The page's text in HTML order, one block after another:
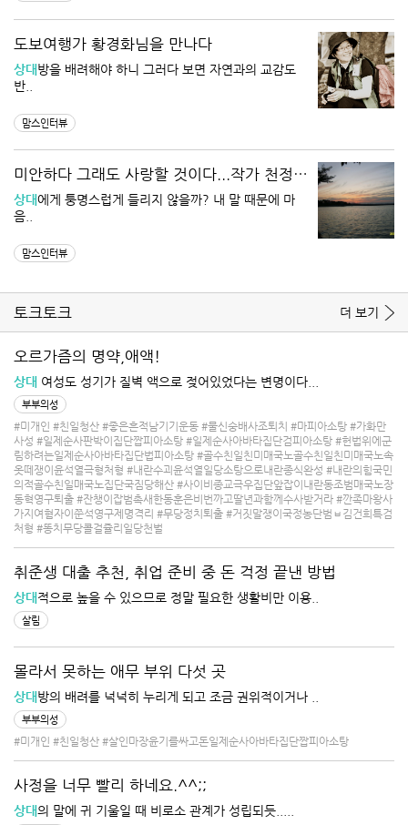
도보여행가 황경화님을 만나다
상대방을 배려해야 하니 그러다 보면 자연과의 교감도
반..
맘스인터뷰
미안하다 그래도 사랑할 것이다...작가 천정자
님..
상대에게 퉁명스럽게 들리지 않을까? 내 말 때문에 마
음..
맘스인터뷰
토크토크 더 보기
오르가즘의 명약,애액!
상대 여성도 성기가 질벽 액으로 젖어있었다는 변명이다...
부부의성
#미개인 #친일청산 #좋은흔적남기기운동 #물신숭배사조퇴치 #마피아소탕 #가화만
사성 #일제순사판박이집단짭피아소탕 #일제순사아바타집단검피아소탕 #헌법위에군
림하려는일제순사아바타집단법피아소탕 #골수친일친미매국노골수친일친미매국노속
옷떼쟁이윤석열극형처형 #내란수괴윤석열일당소탕으로내란종식완성 #내란의힘국민
의적골수친일매국노집단국짐당해산 #사이비종교극우집단앞잡이내란동조범매국노장
동혁영구퇴출 #잔챙이잡범촉새한동훈은비번까고딸년과함께수사받거라 #깐족마왕사
가지여혐자이쭌석영구제명격리 #무당정치퇴출 #거짓말쟁이국정농단범ㅂ김건희특검
처형 #똥치무당콜걸쥴리일당천벌
취준생 대출 추천, 취업 준비 중 돈 걱정 끝낸 방법
상대적으로 높을 수 있으므로 정말 필요한 생활비만 이용..
살림
몰라서 못하는 애무 부위 다섯 곳
상대방의 배려를 넉넉히 누리게 되고 조금 권위적이거나 ..
부부의성
#미개인 #친일청산 #살인마장윤기를싸고돈일제순사아바타집단짭피아소탕
사정을 너무 빨리 하네요.^^;;
상대의 말에 귀 기울일 때 비로소 관계가 성립되듯.....